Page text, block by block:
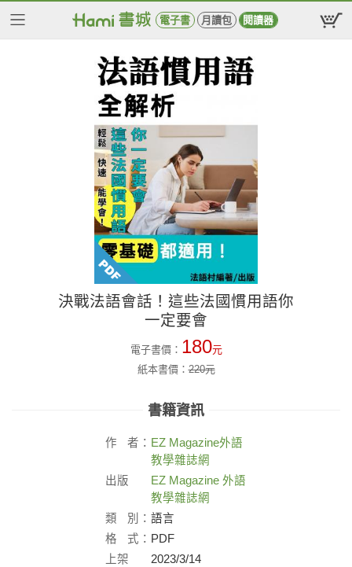
電子書 月讀包 閱讀器
決戰法語會話！這些法國慣用語你
一定要會
電子書價： 180元
紙本書價：220元
書籍資訊
作 者： EZ Magazine外語
教學雜誌網
出版
EZ Magazine 外語
教學雜誌網
類
別： 語言
格
式： PDF
上架
2023/3/14